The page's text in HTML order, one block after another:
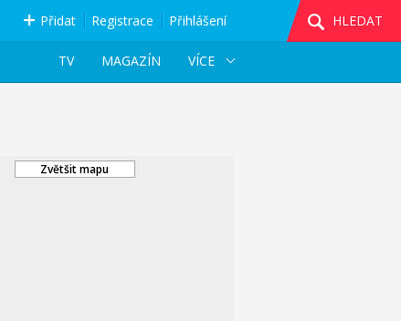
Přidat Registrace Přihlášení
HLEDAT
VÍCE
MAGAZÍN
TV
Zvětšit mapu